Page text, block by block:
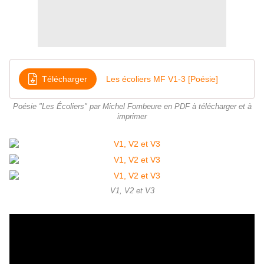
Télécharger Les écoliers MF V1-3 [Poésie]
Poésie "Les Écoliers" par Michel Fombeure en PDF à télécharger et à
imprimer
V1, V2 et V3